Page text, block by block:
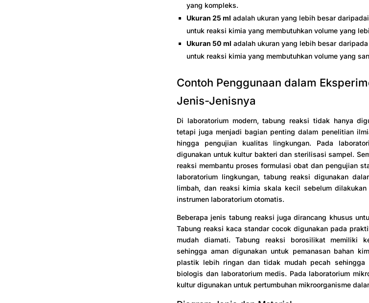
yang kompleks.
Ukuran 25 ml adalah ukuran yang lebih besar
untuk reaksi kimia yang membutuhkan volume yang
Ukuran 50 ml adalah ukuran yang lebih besar
untuk reaksi kimia yang membutuhkan volume yang
Contoh Penggunaan dalam
Jenis-Jenisnya
Di laboratorium modern, tabung reaksi tidak hanya
tetapi juga menjadi bagian penting dalam penelitian
hingga pengujian kualitas lingkungan. Pada
digunakan untuk kultur bakteri dan sterilisasi sampel.
reaksi membantu proses formulasi obat dan pengujian
laboratorium lingkungan, tabung reaksi digunakan
limbah, dan reaksi kimia skala kecil sebelum dilakukan
instrumen laboratorium otomatis.
Beberapa jenis tabung reaksi juga dirancang khusus
Tabung reaksi kaca standar cocok digunakan pada
mudah diamati. Tabung reaksi borosilikat memiliki
sehingga aman digunakan untuk pemanasan bahan
plastik lebih ringan dan tidak mudah pecah sehingga
biologis dan laboratorium medis. Pada laboratorium
kultur digunakan untuk pertumbuhan mikroorganisme